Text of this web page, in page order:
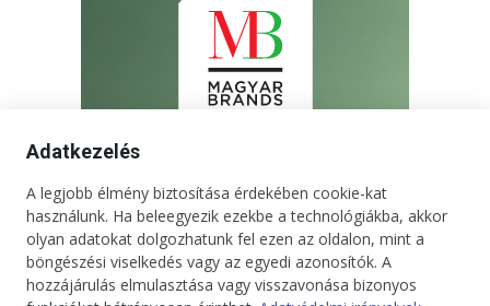
Adatkezelés
A legjobb élmény biztosítása érdekében cookie-kat
használunk. Ha beleegyezik ezekbe a technológiákba, akkor
olyan adatokat dolgozhatunk fel ezen az oldalon, mint a
böngészési viselkedés vagy az egyedi azonosítók. A
hozzájárulás elmulasztása vagy visszavonása bizonyos